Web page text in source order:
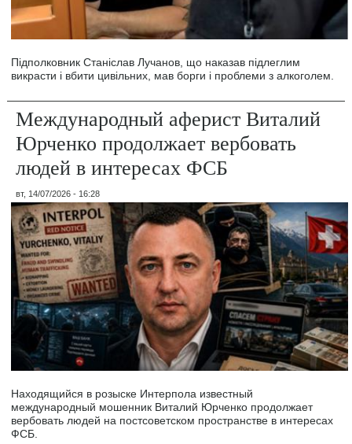
Підполковник Станіслав Лучанов, що наказав підлеглим
викрасти і вбити цивільних, мав борги і проблеми з алкоголем.
Международный аферист Виталий
Юрченко продолжает вербовать
людей в интересах ФСБ
вт, 14/07/2026 - 16:28
Находящийся в розыске Интерпола известный
международный мошенник Виталий Юрченко продолжает
вербовать людей на постсоветском пространстве в интересах
ФСБ.